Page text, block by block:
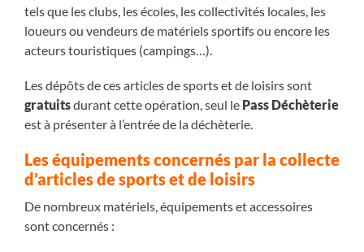
tels que les clubs, les écoles, les collectivités locales, les
loueurs ou vendeurs de matériels sportifs ou encore les
acteurs touristiques (campings…).
Les dépôts de ces articles de sports et de loisirs sont
gratuitsdurant cette opération, seul le Pass Déchèterie
est à présenter à l’entrée de la déchèterie.
Les équipements concernés par la collecte
d’articles de sports et de loisirs
De nombreux matériels, équipements et accessoires
sont concernés :